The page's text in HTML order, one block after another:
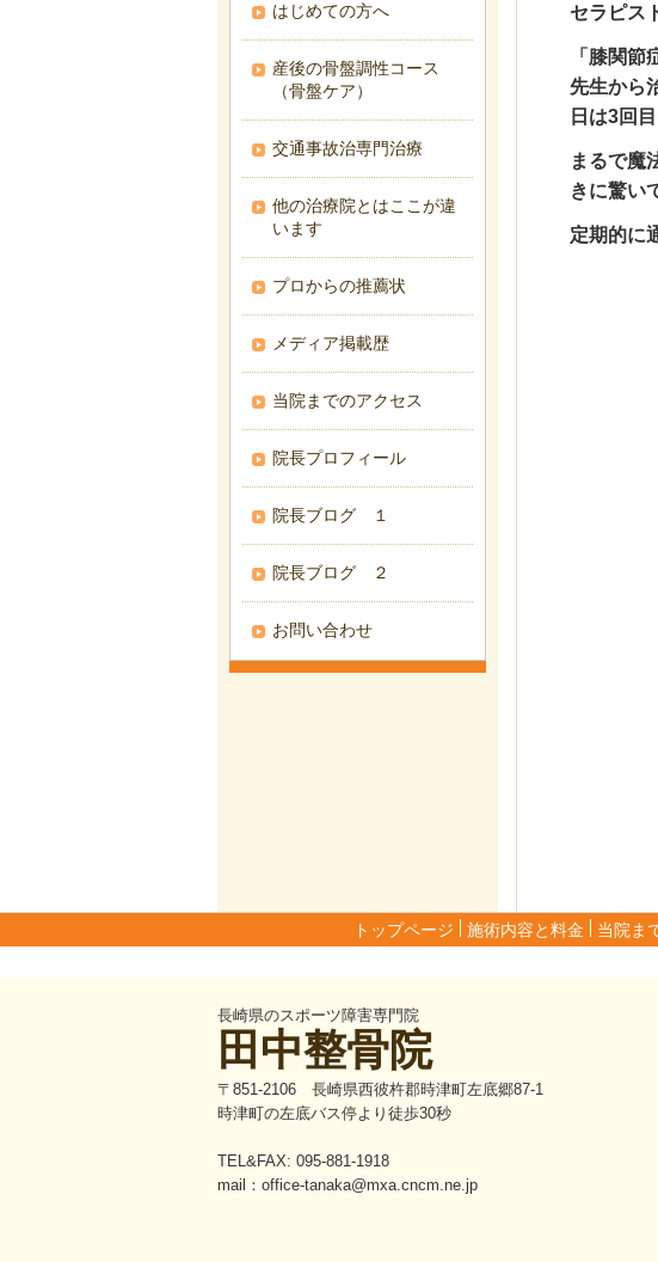
セラピス
「膝関
先生から
日は3回目
まるで魔
きに驚い
定期的に
はじめての方へ
産後の骨盤調性コース
（骨盤ケア）
交通事故治専門治療
他の治療院とはここが違
います
プロからの推薦状
メディア掲載歴
当院までのアクセス
院長プロフィール
院長ブログ １
院長ブログ ２
お問い合わせ
トップページ 施術内容と料金 当院ま
長崎県のスポーツ障害専門院
田中整骨院
〒851-2106 長崎県西彼杵郡時津町左底郷87-1
時津町の左底バス停より徒歩30秒
TEL&FAX: 095-881-1918
mail：office-tanaka@mxa.cncm.ne.jp